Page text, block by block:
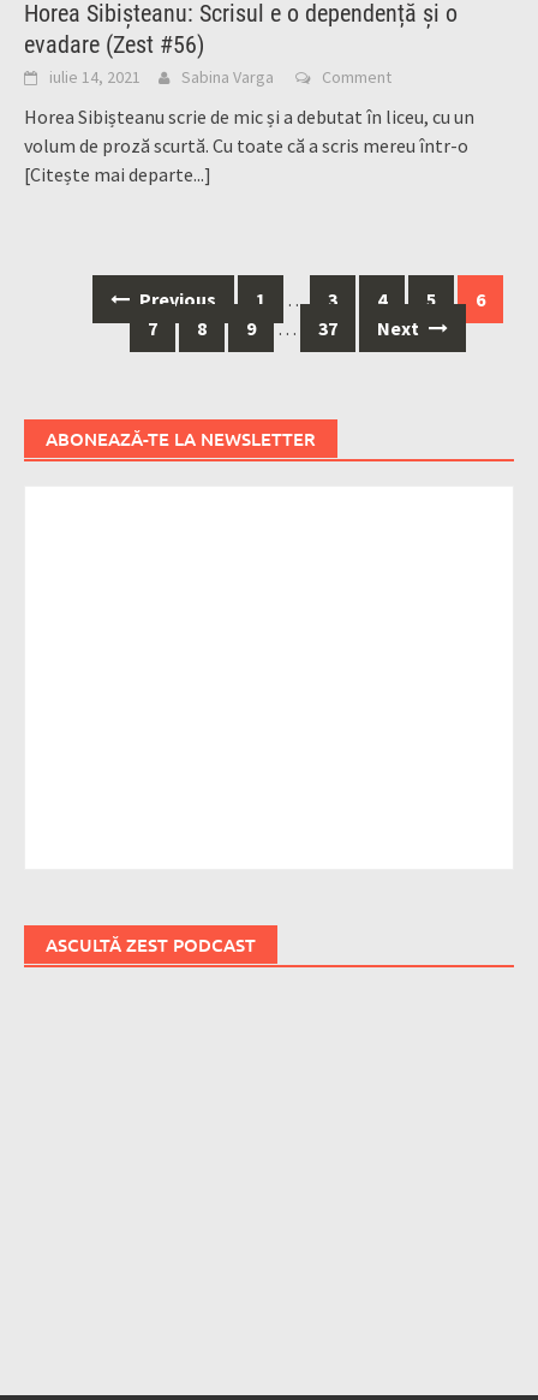
Horea Sibișteanu: Scrisul e o dependență și o
evadare (Zest #56)
iulie 14, 2021 Sabina Varga Comment
Horea Sibișteanu scrie de mic și a debutat în liceu, cu un
volum de proză scurtă. Cu toate că a scris mereu într-o
[Citește mai departe...]
navigation
Previous 1 … 3 4 5
6
7
8 9 … 37 Next
ABONEAZĂ-TE LA NEWSLETTER
ASCULTĂ ZEST PODCAST